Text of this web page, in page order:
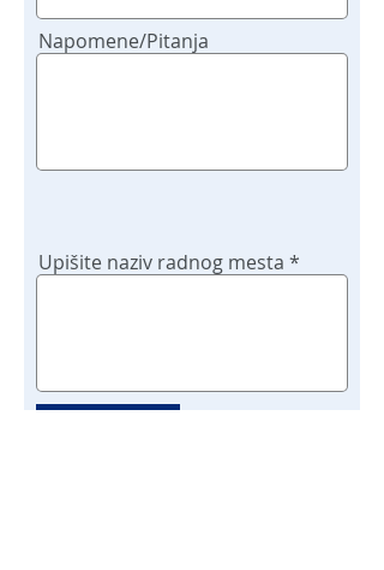
Napomene/Pitanja
Upišite naziv radnog mesta